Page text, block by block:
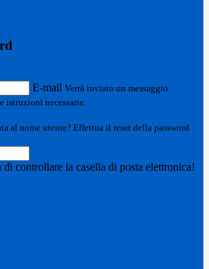
E-mail Verrà inviato un messaggio
istruzioni necessarie.
al nome utente? Effettua il reset della password
controllare la casella di posta elettronica!